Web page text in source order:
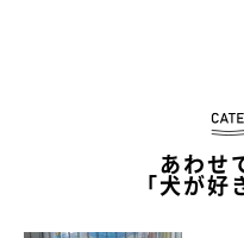
父ちゃんのスリッパだ
pic.twitter.com/
— いぶし銀あわせ
「犬が